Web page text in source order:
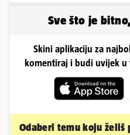
Sve što je
Skini aplikaciju za
komentiraj i budi uvijek
Odaberi temu koju želiš